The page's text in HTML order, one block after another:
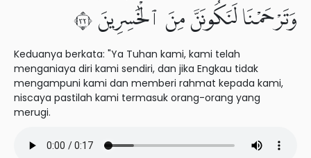
وَتَرْحَمْنَا لَنَكُونَنَّ مِنَ ٱلْخَٰسِرِينَ ٢٣
Keduanya berkata: "Ya Tuhan kami, kami telah
menganiaya diri kami sendiri, dan jika Engkau tidak
mengampuni kami dan memberi rahmat kepada kami,
niscaya pastilah kami termasuk orang-orang yang
merugi.